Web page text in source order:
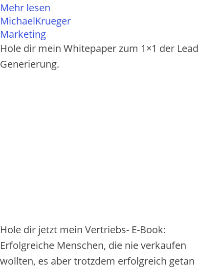
Mehr lesen
MichaelKrueger
Marketing
Hole dir mein Whitepaper zum 1×1 der Lead
Generierung.
Hole dir jetzt mein Vertriebs- E-Book:
Erfolgreiche Menschen, die nie verkaufen
wollten, es aber trotzdem erfolgreich getan